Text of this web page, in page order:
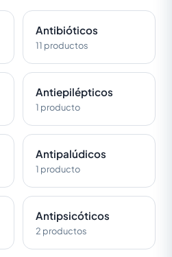
Antibióticos
11 productos
Antiepilépticos
1 producto
Antipalúdicos
1 producto
Antipsicóticos
2 productos